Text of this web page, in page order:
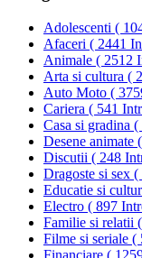
Adolescenti (
Afaceri ( 2441
Animale ( 2512
Arta si cultura (
Auto Moto (
Cariera ( 541
Casa si gradina (
Desene animate (
Discutii ( 248
Dragoste si sex (
Educatie si
Electro ( 897
Familie si relatii (
Filme si seriale (
Financiare (